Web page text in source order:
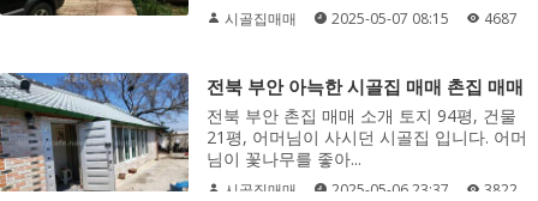
시골집매매 2025-05-07 08:15 4687
전북 부안 아늑한 시골집 매매 촌집 매매
전북 부안 촌집 매매 소개 토지 94평, 건물
21평, 어머님이 사시던 시골집 입니다. 어머
님이 꽃나무를 좋아...
시골집매매 2025-05-06 23:37 3822